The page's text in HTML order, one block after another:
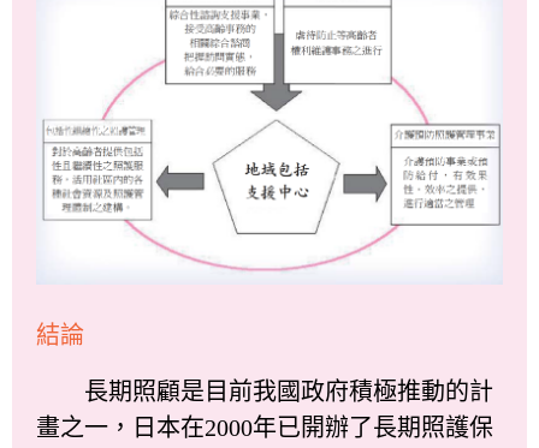
結論
長期照顧是目前我國政府積極推動的計
畫之一，日本在2000年已開辦了長期照護保